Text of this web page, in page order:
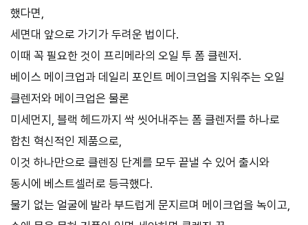
했다면,
세면대 앞으로 가기가 두려운 법이다.
이때 꼭 필요한 것이 프리메라의 오일 투 폼 클렌저.
베이스 메이크업과 데일리 포인트 메이크업을 지워주는 오일
클렌저와 메이크업은 물론
미세먼지, 블랙 헤드까지 싹 씻어내주는 폼 클렌저를 하나로
합친 혁신적인 제품으로,
이것 하나만으로 클렌징 단계를 모두 끝낼 수 있어 출시와
동시에 베스트셀러로 등극했다.
물기 없는 얼굴에 발라 부드럽게 문지르며 메이크업을 녹이고,